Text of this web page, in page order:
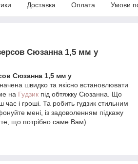
Доставка Оплата Умови
Сюзанна 1,5 мм у
Сюзанна 1,5 мм у
швидко та якісно встановлювати
на Гудзик під обтяжку Сюзанна. Що
час і гроші. Та робить гудзик стильним
мені, із задоволенням підкажу
що потрібно саме Вам)